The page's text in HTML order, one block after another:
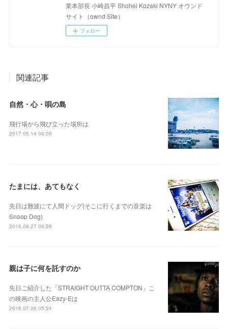
業本部長 小崎昌平 Shohei Kozaki NYNY オウンド
サイト（ownd Site）
フォロー
関連記事
自然・心・唄の島
飛行場から飛び立った場所は
2017.05.14 06:00
たまには、あてもなく
先日は難波にて人間ドッグ(そこに行くまでの音楽は
Snoop Dog)
2016.08.27 06:28
親は子に何を託すのか
先日ご紹介した「STRAIGHT OUTTA COMPTON」こ
の映画の主人公Eazy-Eは
2016.07.26 05:24